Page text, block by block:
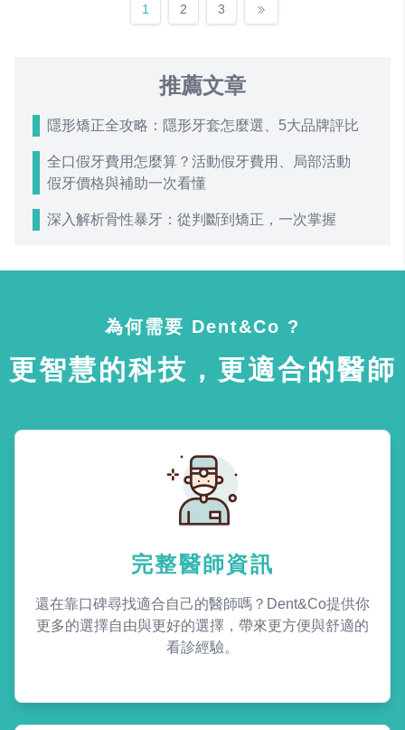
1 2 3
推薦文章
隱形矯正全攻略：隱形牙套怎麼選、5大品牌評比
全口假牙費用怎麼算？活動假牙費用、局部活動
假牙價格與補助一次看懂
深入解析骨性暴牙：從判斷到矯正，一次掌握
為何需要 Dent&Co ?
更智慧的科技，更適合的醫師
完整醫師資訊
還在靠口碑尋找適合自己的醫師嗎？Dent&Co提供你
更多的選擇自由與更好的選擇，帶來更方便與舒適的
看診經驗。